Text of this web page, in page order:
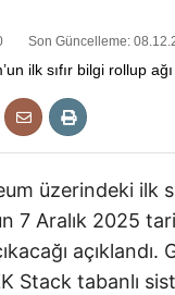
Son Güncelleme:
üzerindeki ilk
7 Aralık 2025
açıklandı.
Stack tabanlı